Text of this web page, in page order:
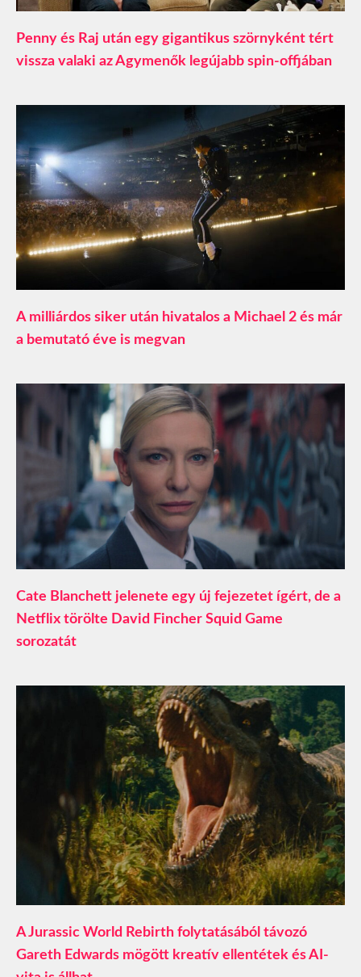
Penny és Raj után egy gigantikus szörnyként tért
vissza valaki az Agymenők legújabb spin-offjában
A milliárdos siker után hivatalos a Michael 2 és már
a bemutató éve is megvan
Cate Blanchett jelenete egy új fejezetet ígért, de a
Netflix törölte David Fincher Squid Game
sorozatát
A Jurassic World Rebirth folytatásából távozó
Gareth Edwards mögött kreatív ellentétek és AI-